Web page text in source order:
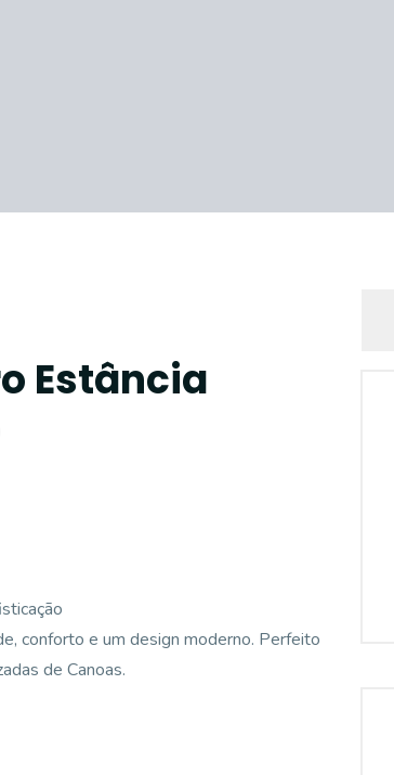
Estância
conforto e um design moderno. Perfeito
de Canoas.